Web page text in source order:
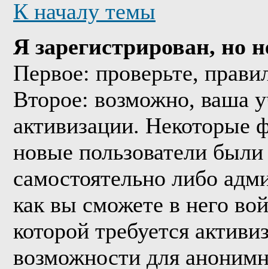
К началу темы
Я зарегистрирован, но
Первое: проверьте,
Второе: возможно, ваша
активизации. Некоторые
новые пользователи
самостоятельно либо
как вы сможете в него
которой требуется
возможности для